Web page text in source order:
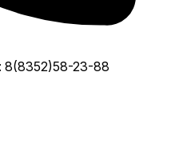
8(8352)58-23-88